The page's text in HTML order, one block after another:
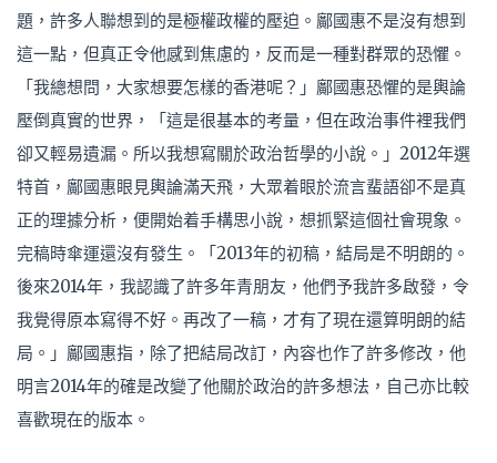
題，許多人聯想到的是極權政權的壓迫。鄺國惠不是沒有想到
這一點，但真正令他感到焦慮的，反而是一種對群眾的恐懼。
「我總想問，大家想要怎樣的香港呢？」鄺國惠恐懼的是輿論
壓倒真實的世界，「這是很基本的考量，但在政治事件裡我們
卻又輕易遺漏。所以我想寫關於政治哲學的小說。」2012年選
特首，鄺國惠眼見輿論滿天飛，大眾着眼於流言蜚語卻不是真
正的理據分析，便開始着手構思小說，想抓緊這個社會現象。
完稿時傘運還沒有發生。「2013年的初稿，結局是不明朗的。
後來2014年，我認識了許多年青朋友，他們予我許多啟發，令
我覺得原本寫得不好。再改了一稿，才有了現在還算明朗的結
局。」鄺國惠指，除了把結局改訂，內容也作了許多修改，他
明言2014年的確是改變了他關於政治的許多想法，自己亦比較
喜歡現在的版本。